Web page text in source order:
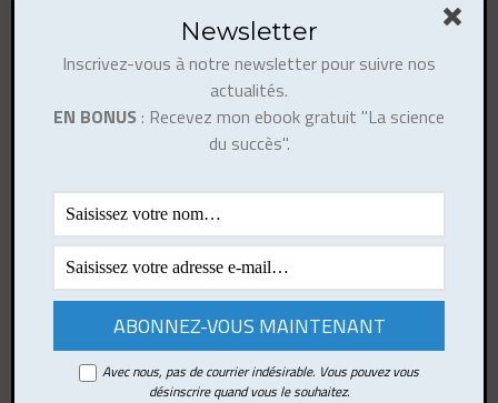
mai 2022
janvier 2021
février 2019
octobre 2018
août 2018
juin 2018
avril 2018
mars 2018
Newsletter
Inscrivez-vous à notre newsletter pour suivre nos
actualités.
EN BONUS : Recevez mon ebook gratuit "La science
du succès".
Avec nous, pas de courrier indésirable. Vous pouvez vous
désinscrire quand vous le souhaitez.